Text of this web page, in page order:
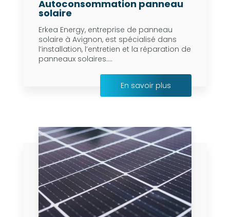
Autoconsommation panneau
solaire
Erkea Energy, entreprise de panneau
solaire à Avignon, est spécialisé dans
l’installation, l’entretien et la réparation de
panneaux solaires....
En savoir plus